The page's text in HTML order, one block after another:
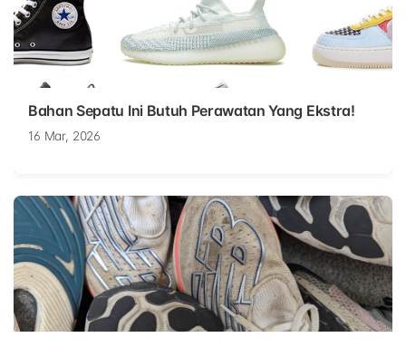
Bahan Sepatu Ini Butuh Perawatan Yang Ekstra!
16 Mar, 2026